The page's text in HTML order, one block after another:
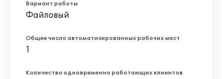
Вариант работы
Файловый
Общее число автоматизированных рабочих мест
1
Количество одновременно работающих клиентов